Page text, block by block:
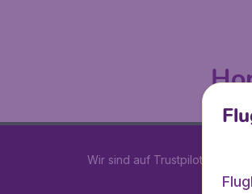
Wir sind auf Trustpilot mit